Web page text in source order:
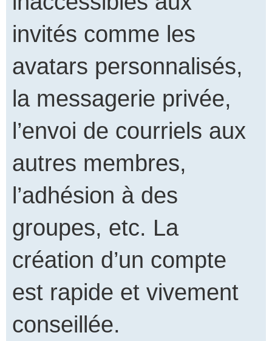
invités comme les
avatars personnalisés,
la messagerie privée,
l’envoi de courriels aux
autres membres,
l’adhésion à des
groupes, etc. La
création d’un compte
est rapide et vivement
conseillée.